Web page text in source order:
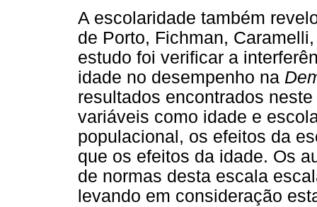
A escolaridade também
de Porto, Fichman,
estudo foi verificar a
idade no desempenho na
resultados encontrados
variáveis como idade e
populacional, os efeitos da
que os efeitos da idade. Os
de normas desta escala
levando em consideração